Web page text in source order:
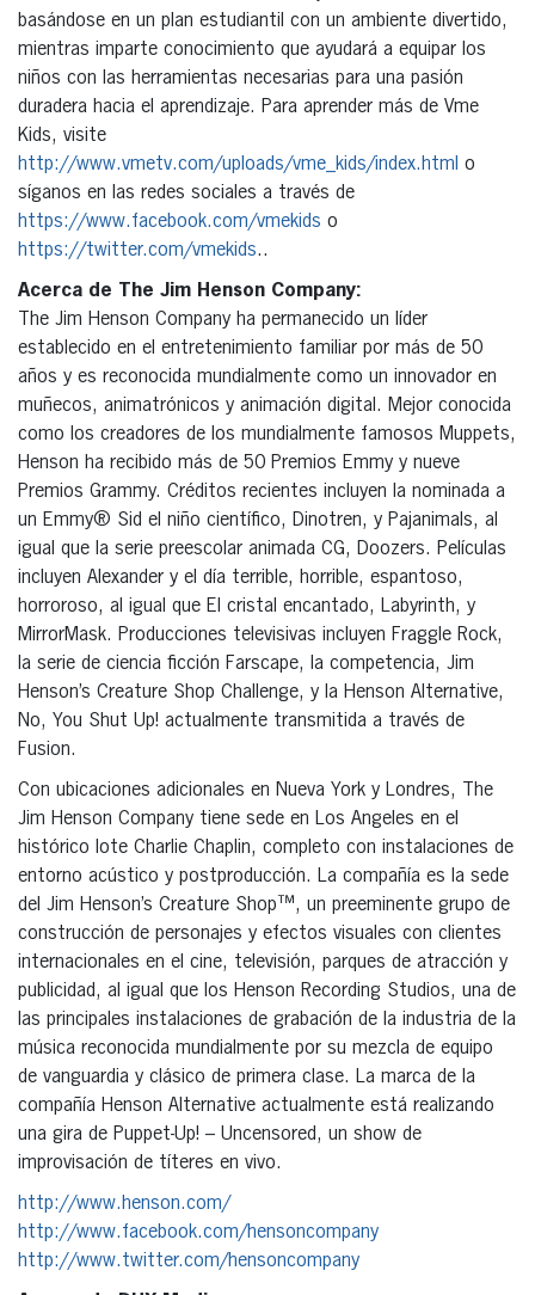
basándose en un plan estudiantil con un ambiente divertido,
mientras imparte conocimiento que ayudará a equipar los
niños con las herramientas necesarias para una pasión
duradera hacia el aprendizaje. Para aprender más de Vme
Kids, visite
http://www.vmetv.com/uploads/vme_kids/index.html o
síganos en las redes sociales a través de
https://www.facebook.com/vmekids o
https://twitter.com/vmekids..
Acerca de The Jim Henson Company:
The Jim Henson Company ha permanecido un líder
establecido en el entretenimiento familiar por más de 50
años y es reconocida mundialmente como un innovador en
muñecos, animatrónicos y animación digital. Mejor conocida
como los creadores de los mundialmente famosos Muppets,
Henson ha recibido más de 50 Premios Emmy y nueve
Premios Grammy. Créditos recientes incluyen la nominada a
un Emmy® Sid el niño científico, Dinotren, y Pajanimals, al
igual que la serie preescolar animada CG, Doozers. Películas
incluyen Alexander y el día terrible, horrible, espantoso,
horroroso, al igual que El cristal encantado, Labyrinth, y
MirrorMask. Producciones televisivas incluyen Fraggle Rock,
la serie de ciencia ficción Farscape, la competencia, Jim
Henson’s Creature Shop Challenge, y la Henson Alternative,
No, You Shut Up! actualmente transmitida a través de
Fusion.
Con ubicaciones adicionales en Nueva York y Londres, The
Jim Henson Company tiene sede en Los Angeles en el
histórico lote Charlie Chaplin, completo con instalaciones de
entorno acústico y postproducción. La compañía es la sede
del Jim Henson’s Creature Shop™, un preeminente grupo de
construcción de personajes y efectos visuales con clientes
internacionales en el cine, televisión, parques de atracción y
publicidad, al igual que los Henson Recording Studios, una de
las principales instalaciones de grabación de la industria de la
música reconocida mundialmente por su mezcla de equipo
de vanguardia y clásico de primera clase. La marca de la
compañía Henson Alternative actualmente está realizando
una gira de Puppet-Up! – Uncensored, un show de
improvisación de títeres en vivo.
http://www.henson.com/
http://www.facebook.com/hensoncompany
http://www.twitter.com/hensoncompany